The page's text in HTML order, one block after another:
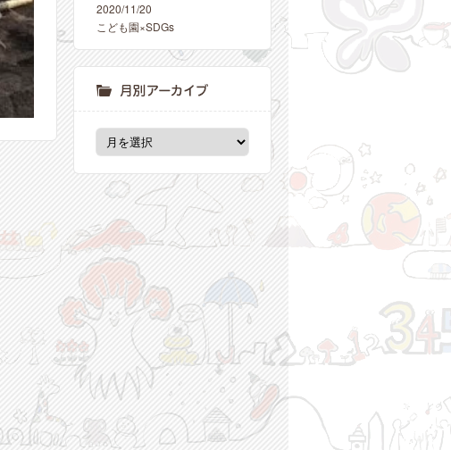
2020/11/20
こども園×SDGs